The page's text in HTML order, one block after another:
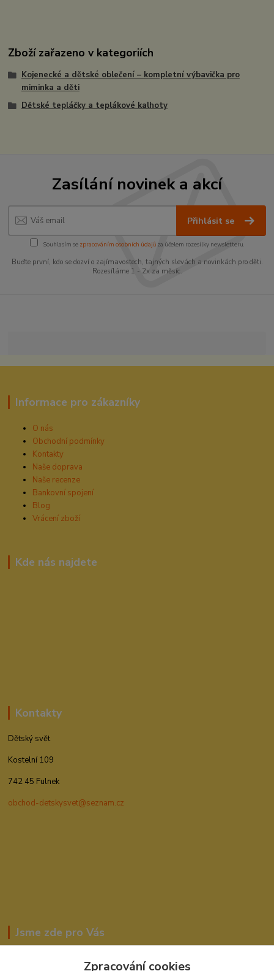
Zboží zařazeno v kategoriích
Kojenecké a dětské oblečení – kompletní výbavička pro
miminka a děti
Dětské tepláčky a teplákové kalhoty
Zasílání novinek a akcí
Přihlásit se
Souhlasím se zpracováním osobních údajůza účelem rozesílky newsletteru.
Buďte první, kdo se dozví o zajímavostech, tajných slevách a novinkách pro děti.
Rozesíláme 1 - 2x za měsíc.
Informace pro zákazníky
O nás
Obchodní podmínky
Kontakty
Naše doprava
Naše recenze
Bankovní spojení
Blog
Vrácení zboží
Kde nás najdete
Kontakty
Dětský svět
Kostelní 109
742 45 Fulnek
obchod-detskysvet@seznam.cz
Jsme zde pro Vás
Zpracování cookies